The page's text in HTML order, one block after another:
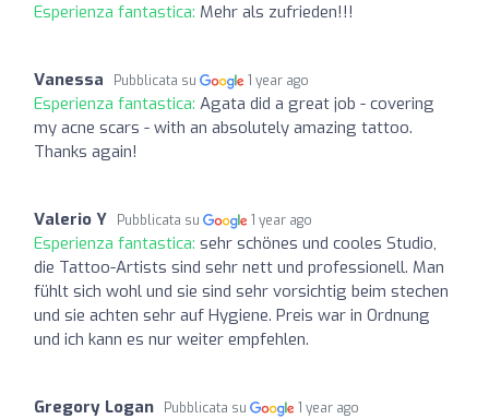
Esperienza fantastica: Mehr als zufrieden!!!
Vanessa Pubblicata su 1 year ago
Esperienza fantastica: Agata did a great job - covering
my acne scars - with an absolutely amazing tattoo.
Thanks again!
Valerio Y Pubblicata su 1 year ago
Esperienza fantastica: sehr schönes und cooles Studio,
die Tattoo-Artists sind sehr nett und professionell. Man
fühlt sich wohl und sie sind sehr vorsichtig beim stechen
und sie achten sehr auf Hygiene. Preis war in Ordnung
und ich kann es nur weiter empfehlen.
Gregory Logan Pubblicata su 1 year ago